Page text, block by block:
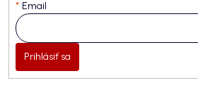
Email
Prihlásiť sa